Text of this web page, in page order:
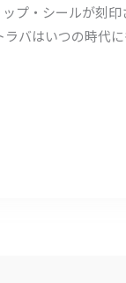
プ・シールが刻印
バはいつの時代に